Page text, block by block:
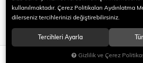
SEPETE EKLE
© 2021 HERYENİ. Tüm hakları
kullanılmaktadır. Çerez Politikaları Aydınlatma
dilerseniz tercihlerinizi değiştirebilirsiniz.
Tercihleri Ayarla
Gizlilik ve Çerez